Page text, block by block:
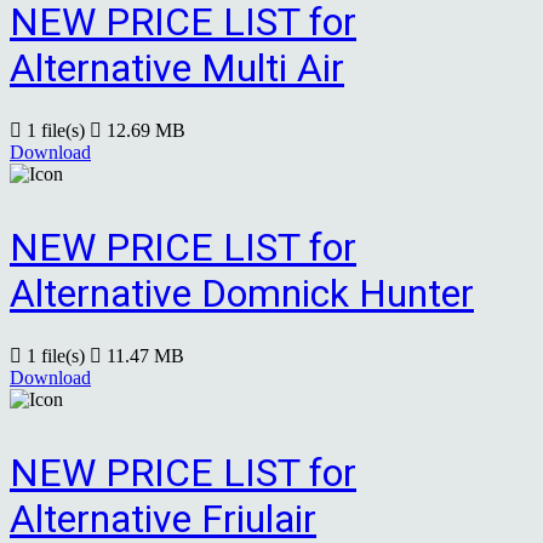
NEW PRICE LIST for
Alternative Multi Air
1 file(s)
12.69 MB
Download
NEW PRICE LIST for
Alternative Domnick Hunter
1 file(s)
11.47 MB
Download
NEW PRICE LIST for
Alternative Friulair